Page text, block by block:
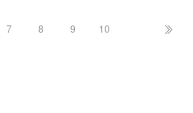
7 8 9 10